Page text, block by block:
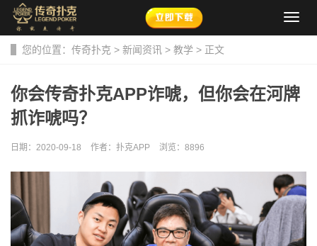
导
您的位置： 传奇扑克 > 新闻资讯 > 教学 > 正文
你会传奇扑克APP诈唬，但你会在河牌
抓诈唬吗？
日期：2020-09-18 作者：扑克APP 浏览： 8896